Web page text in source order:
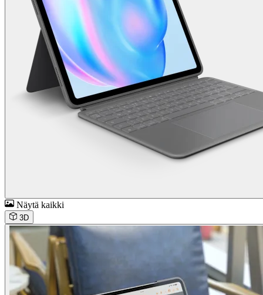
Näytä kaikki
3D